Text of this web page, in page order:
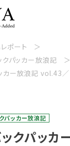
ポート
クパッカー放浪記
カー放浪記 vol.43／
パッカー放浪記
クパッカ